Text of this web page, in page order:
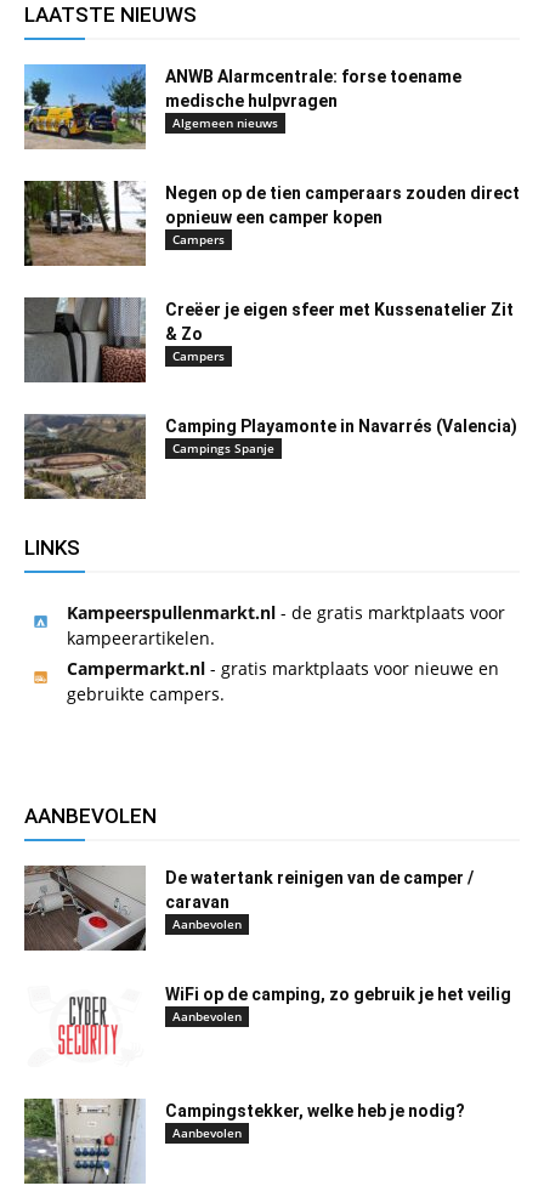
LAATSTE NIEUWS
ANWB Alarmcentrale: forse toename
medische hulpvragen
Algemeen nieuws
Negen op de tien camperaars zouden direct
opnieuw een camper kopen
Campers
Creëer je eigen sfeer met Kussenatelier Zit
& Zo
Campers
Camping Playamonte in Navarrés (Valencia)
Campings Spanje
LINKS
Kampeerspullenmarkt.nl - de gratis marktplaats voor
kampeerartikelen.
Campermarkt.nl - gratis marktplaats voor nieuwe en
gebruikte campers.
AANBEVOLEN
De watertank reinigen van de camper /
caravan
Aanbevolen
WiFi op de camping, zo gebruik je het veilig
Aanbevolen
Campingstekker, welke heb je nodig?
Aanbevolen